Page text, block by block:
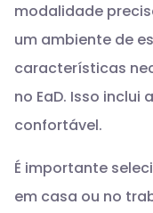
modalidade
um ambiente de
características
no EaD. Isso
confortável.
É importante
em casa ou no